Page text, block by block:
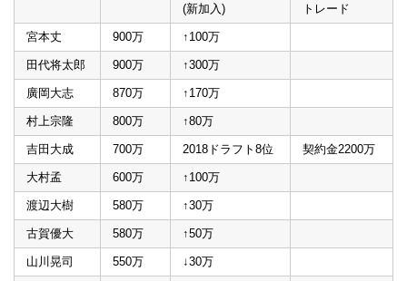
(新加入)
トレード
宮本丈 900万 ↑100万
田代将太郎 900万 ↑300万
廣岡大志 870万 ↑170万
村上宗隆 800万 ↑80万
吉田大成 700万 2018ドラフト8位 契約金2200万
大村孟 600万 ↑100万
渡辺大樹 580万 ↑30万
古賀優大 580万 ↑50万
山川晃司 550万 ↓30万